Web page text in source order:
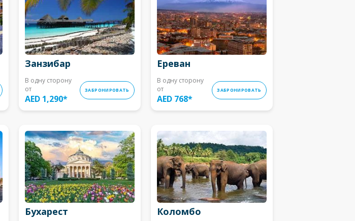
Занзибар
В одну сторону
от
AED 1,290*
ЗАБРОНИРОВАТЬ
Ереван
В одну сторону
от
AED 768*
ЗАБРОНИРОВАТЬ
Бухарест Коломбо